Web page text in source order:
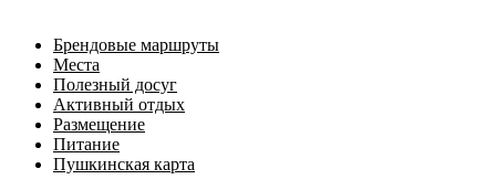
Брендовые маршруты
Места
Полезный досуг
Активный отдых
Размещение
Питание
Пушкинская карта